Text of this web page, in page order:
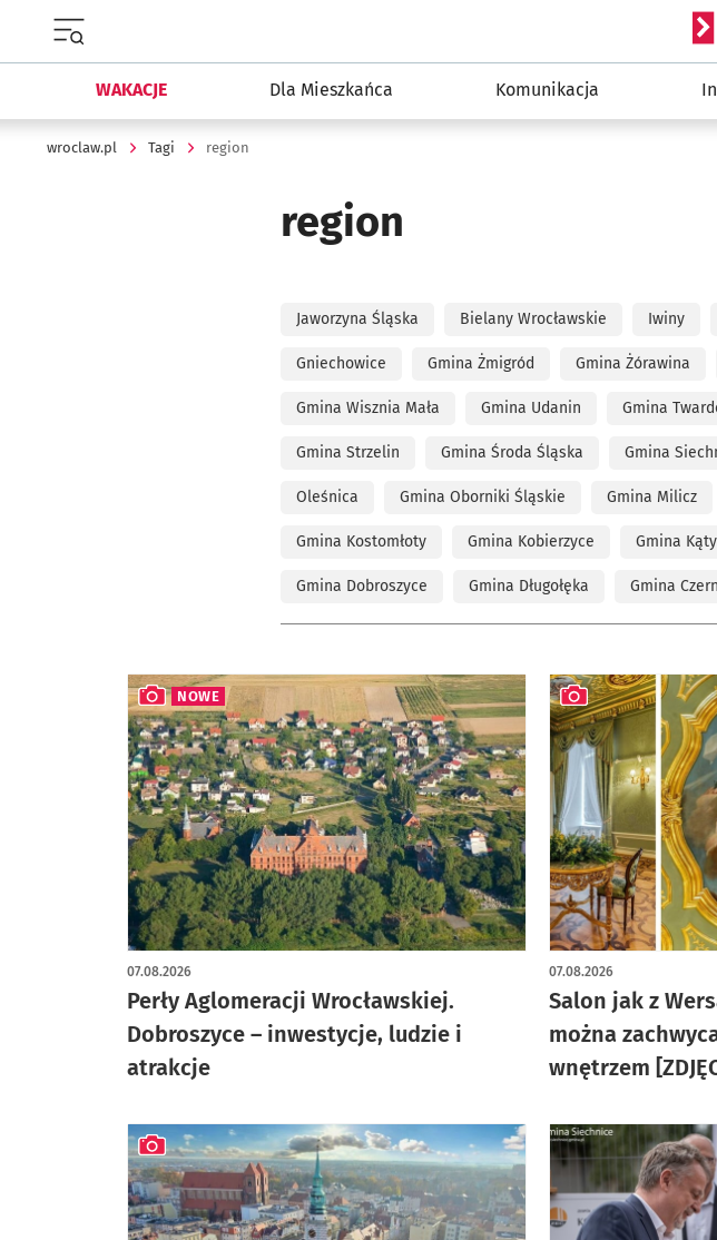
WAKACJE Dla Mieszkańca Komunikacja
wroclaw.pl Tagi region
region
Jaworzyna Śląska Bielany Wrocławskie Iwiny
Gniechowice Gmina Żmigród Gmina Żórawina
Gmina Wisznia Mała Gmina Udanin Gmina
Gmina Strzelin Gmina Środa Śląska Gmina
Oleśnica Gmina Oborniki Śląskie Gmina Milicz
Gmina Kostomłoty Gmina Kobierzyce Gmina
Gmina Dobroszyce Gmina Długołęka Gmina
Perły Aglomeracji Wrocławskiej.
Dobroszyce – inwestycje, ludzie i
atrakcje
NOWE
07.08.2026
artykuł z galerią zdjęć
Salon jak z
można
wnętrzem
07.08.2026
artykuł z galerią zdjęć